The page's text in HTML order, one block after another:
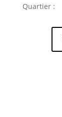
Quartier :